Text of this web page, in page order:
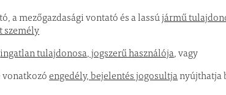
a mezőgazdasági vontató és a lassújármű
személy
ingatlan tulajdonosa, jogszerű használója, vagy
vonatkozóengedély, bejelentés jogosultjanyújthatja